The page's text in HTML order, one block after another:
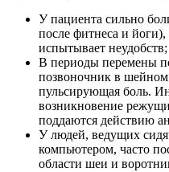
У пациента сильно
после фитнеса и йоги),
испытывает неудобств;
В периоды перемены
позвоночник в
пульсирующая боль.
возникновение
поддаются действию
У людей, ведущих
компьютером, часто
области шеи и